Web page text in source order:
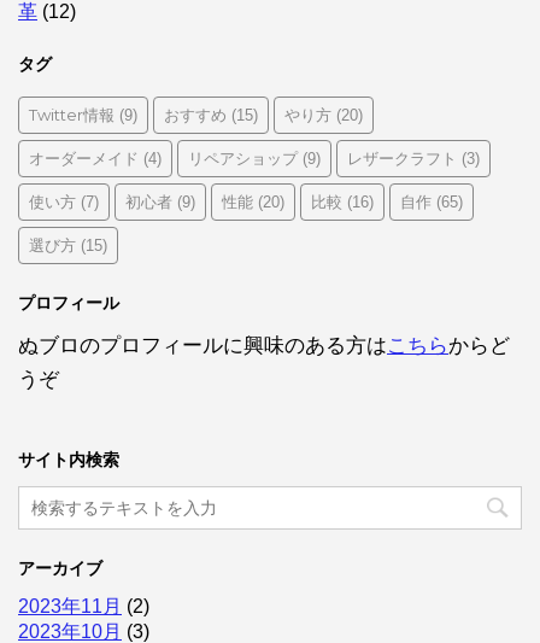
革 (12)
タグ
Twitter情報 (9) おすすめ (15) やり方 (20)
オーダーメイド (4) リペアショップ(9) レザークラフト (3)
使い方 (7) 初心者 (9) 性能 (20) 比較 (16) 自作 (65)
選び方 (15)
プロフィール
ぬブロのプロフィールに興味のある方はこちらからど
うぞ
サイト内検索
アーカイブ
2023年11月 (2)
2023年10月 (3)